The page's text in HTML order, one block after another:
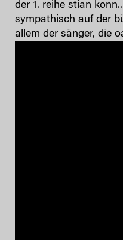
der 1. reihe stian
sympathisch auf der
allem der sänger, die